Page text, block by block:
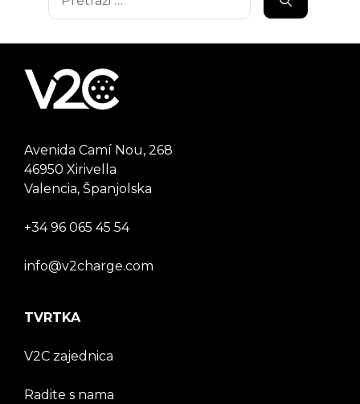
Avenida Camí Nou, 268
46950 Xirivella
Valencia, Španjolska
+34 96 065 45 54
info@v2charge.com
TVRTKA
V2C zajednica
Radite s nama